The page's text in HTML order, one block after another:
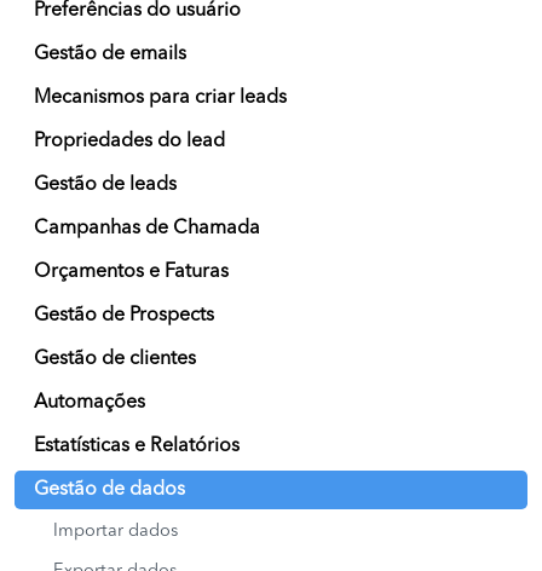
Preferências do usuário
Gestão de emails
Mecanismos para criar leads
Propriedades do lead
Gestão de leads
Campanhas de Chamada
Orçamentos e Faturas
Gestão de Prospects
Gestão de clientes
Automações
Estatísticas e Relatórios
Gestão de dados
Importar dados